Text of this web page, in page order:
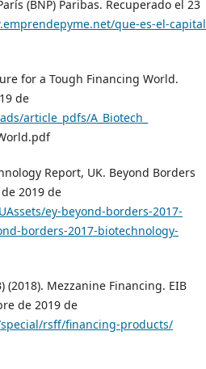
(BNP) Paribas. Recuperado el 23
que-es-el-
for a Tough Financing World.
de
article_pdfs/A_Biotech_
Report, UK. Beyond Borders
2019 de
ey-beyond-borders-2017-
borders-2017-biotechnology-
(2018). Mezzanine Financing. EIB
de 2019 de
rsff/financing-products/